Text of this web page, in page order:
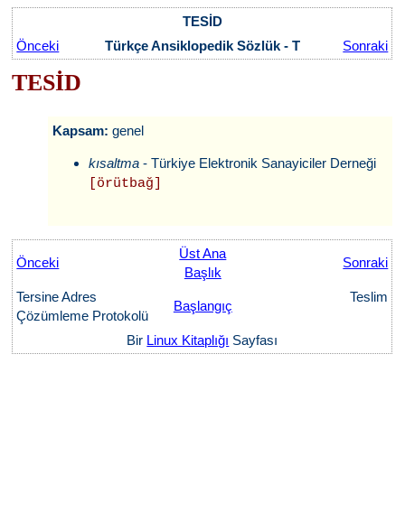
TESİD
Önceki
Türkçe Ansiklopedik Sözlük - T Sonraki
TESİD
Kapsam:genel
kısaltma - Türkiye Elektronik Sanayiciler Derneği
[örütbağ]
Önceki
Üst Ana
Başlık
Sonraki
Tersine Adres
Çözümleme Protokolü
Başlangıç
Teslim
Bir Linux Kitaplığı Sayfası